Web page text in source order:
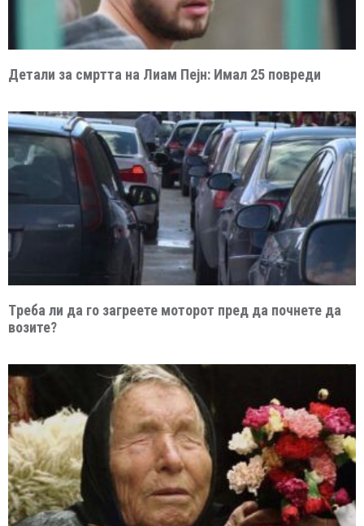
Детали за смртта на Лиам Пејн: Имал 25 повреди
Tреба ли да го загреете моторот пред да почнете да
возите?